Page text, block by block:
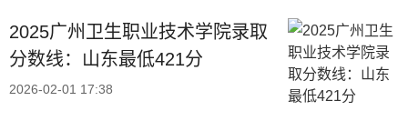
2025广州卫生职业技术学院录取
分数线：山东最低421分
2026-02-01 17:38